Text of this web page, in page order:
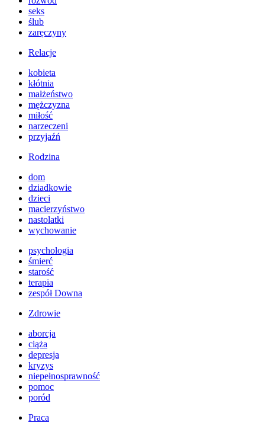
seks
ślub
zaręczyny
Relacje
kobieta
kłótnia
małżeństwo
mężczyzna
miłość
narzeczeni
przyjaźń
Rodzina
dom
dziadkowie
dzieci
macierzyństwo
nastolatki
wychowanie
psychologia
śmierć
starość
terapia
zespół Downa
Zdrowie
aborcja
ciąża
depresja
kryzys
niepełnosprawność
pomoc
poród
Praca